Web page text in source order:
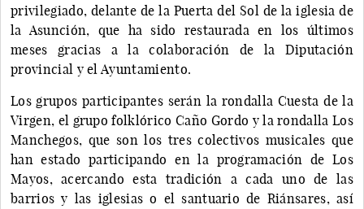
privilegiado, delante de la Puerta del Sol de la iglesia de
la Asunción, que ha sido restaurada en los últimos
meses gracias a la colaboración de la Diputación
provincial y el Ayuntamiento.
Los grupos participantes serán la rondalla Cuesta de la
Virgen, el grupo folklórico Caño Gordo y la rondalla Los
Manchegos, que son los tres colectivos musicales que
han estado participando en la programación de Los
Mayos, acercando esta tradición a cada uno de las
barrios y las iglesias o el santuario de Riánsares, así